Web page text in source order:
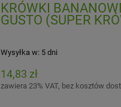
KRÓWKI
GUSTO (SUPER
Wysyłka w: 5 dni
14,83 zł
zawiera 23% VAT, bez kosztów